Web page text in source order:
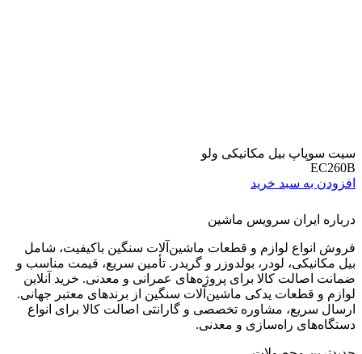
بیل مکانیکی ولو
سبد خرید
سرویس ماشین
لوازم و قطعات ماشین‌آلات سنگین باکیفیت، شامل
لودر، بولدوزر و گریدر. تأمین سریع، قیمت مناسب و
کالا برای پروژه‌های عمرانی و معدنی. خرید آنلاین
یدکی ماشین‌آلات سنگین از برندهای معتبر جهانی.
مشاوره تخصصی و گارانتی اصالت کالا برای انواع
راه‌سازی و معدنی.